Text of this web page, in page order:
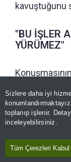
Sizlere daha iyi
toplanıp işlenir.
inceleyebilirsiniz.
Tüm Çerezleri
kavuştuğunu
"BU İŞLER
YÜRÜMEZ"
yüklenen
çalışmalara
karşılık verdi.
"Biz eser
yıpratmaya